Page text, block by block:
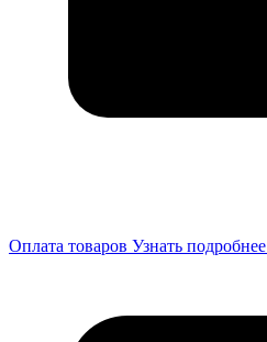
Оплата товаров Узнать